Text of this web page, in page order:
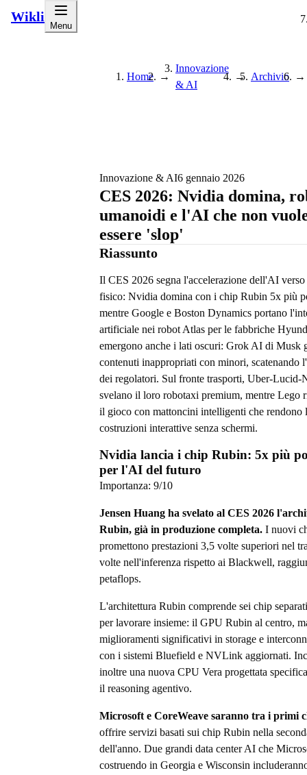
Wikli
Menu
Home →
Innovazione
& AI
→ Archivio →
Innovazione & AI6 gennaio 2026
CES 2026: Nvidia domina,
umanoidi e l'AI che non
essere 'slop'
Riassunto
Il CES 2026 segna l'accelerazione dell'AI
fisico: Nvidia domina con i chip Rubin 5x più
mentre Google e Boston Dynamics portano
artificiale nei robot Atlas per le fabbriche
emergono anche i lati oscuri: Grok AI di Musk
contenuti inappropriati con minori, scatenando
dei regolatori. Sul fronte trasporti, Uber-Lucid-
svelano il loro robotaxi premium, mentre Lego
il gioco con mattoncini intelligenti che rendono
costruzioni interattive senza schermi.
Nvidia lancia i chip Rubin: 5x più
per l'AI del futuro
Importanza: 9/10
Jensen Huang ha svelato al CES 2026
Rubin, già in produzione completa. I nuovi
promettono prestazioni 3,5 volte superiori nel
volte nell'inferenza rispetto ai Blackwell,
petaflops.
L'architettura Rubin comprende sei chip
per lavorare insieme: il GPU Rubin al centro,
miglioramenti significativi in storage e
con i sistemi Bluefield e NVLink aggiornati.
inoltre una nuova CPU Vera progettata
il reasoning agentivo.
Microsoft e CoreWeave saranno tra i primi
offrire servizi basati sui chip Rubin nella
dell'anno. Due grandi data center AI che
costruendo in Georgia e Wisconsin